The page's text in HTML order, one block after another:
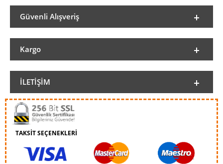
Güvenli Alışveriş
Kargo
İLETIŞIM
TAKSİT SEÇENEKLERİ